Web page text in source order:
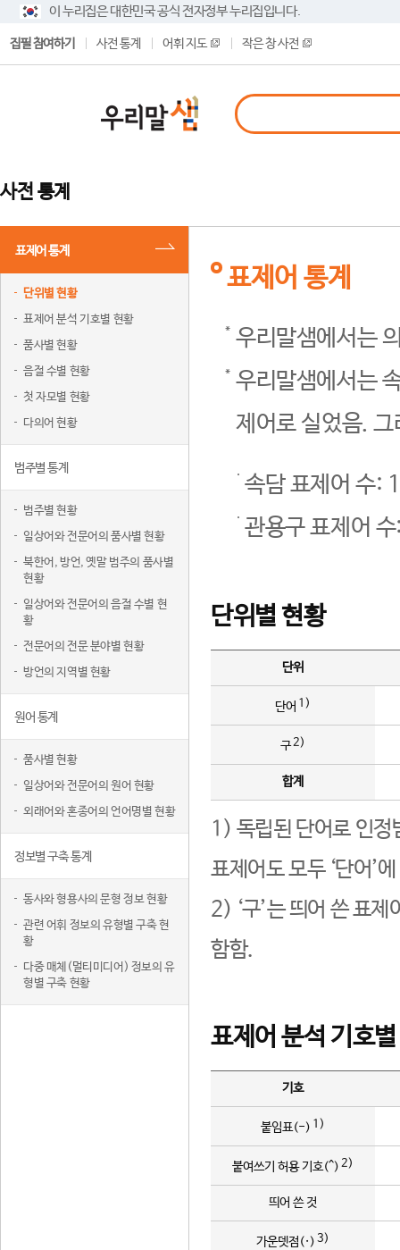
이 누리집은 대한민국 공식 전자정부 누리집입니다.
집필 참여하기 사전 통계 어휘 지도 작은 창 사전
사전 통계
표제어 통계
단위별 현황
표제어 분석 기호별 현황
품사별 현황
음절 수별 현황
첫 자모별 현황
다의어 현황
범주별 통계
범주별 현황
일상어와 전문어의 품사별 현황
북한어, 방언, 옛말 범주의 품사별
현황
일상어와 전문어의 음절 수별 현
황
전문어의 전문 분야별 현황
방언의 지역별 현황
원어 통계
품사별 현황
일상어와 전문어의 원어 현황
외래어와 혼종어의 언어명별 현황
정보별 구축 통계
동사와 형용사의 문형 정보 현황
관련 어휘 정보의 유형별 구축 현
황
다중 매체(멀티미디어) 정보의 유
형별 구축 현황
표제어 통계
우리말샘에서는
우리말샘에서는
제어로 실었음.
속담 표제어 수:
관용구 표제어
단위별 현황
단위
단어 1)
구2)
합계
1) 독립된 단어로 인정
표제어도 모두 ‘단어’
2) ‘구’는 띄어 쓴 표
함함.
표제어 분석 기호
기호
붙임표(-) 1)
붙여쓰기 허용 기호(^) 2)
띄어 쓴 것
가운뎃점(·) 3)